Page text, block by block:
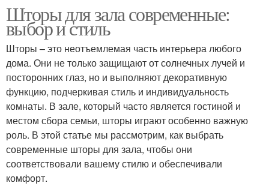
Шторы для зала современные:
выбор и стиль
Шторы – это неотъемлемая часть интерьера любого
дома. Они не только защищают от солнечных лучей и
посторонних глаз, но и выполняют декоративную
функцию, подчеркивая стиль и индивидуальность
комнаты. В зале, который часто является гостиной и
местом сбора семьи, шторы играют особенно важную
роль. В этой статье мы рассмотрим, как выбрать
современные шторы для зала, чтобы они
соответствовали вашему стилю и обеспечивали
комфорт.